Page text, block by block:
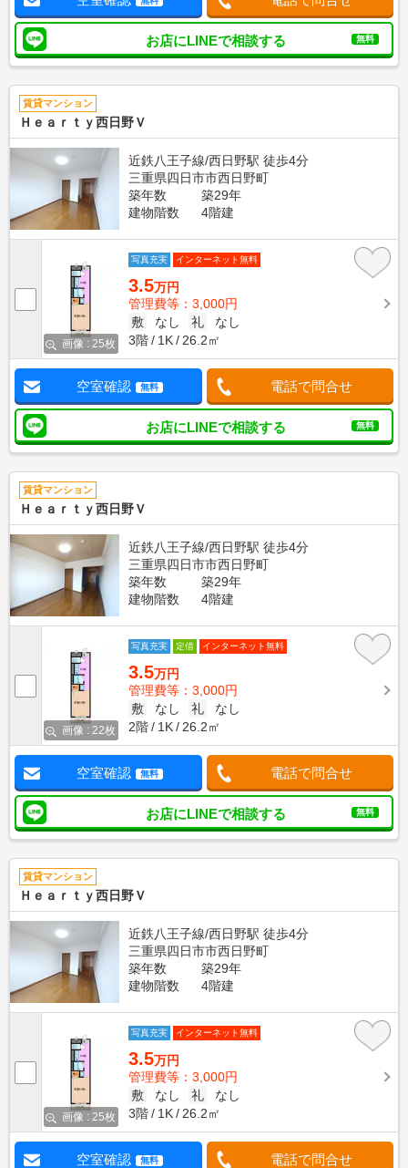
お店にLINEで相談する 無料
賃貸マンション
Ｈｅａｒｔｙ西日野Ｖ
近鉄八王子線/西日野駅 徒歩4分
三重県四日市市西日野町
築年数
築29年
建物階数
4階建
画像 : 25枚
写真充実 インターネット無料
3.5万円
管理費等：3,000円
敷
なし 礼
なし
3階
1K 26.2㎡
空室確認 無料 電話で問合せ
お店にLINEで相談する 無料
賃貸マンション
Ｈｅａｒｔｙ西日野Ｖ
近鉄八王子線/西日野駅 徒歩4分
三重県四日市市西日野町
築年数
築29年
建物階数
4階建
画像 : 22枚
写真充実 定借 インターネット無料
3.5万円
管理費等：3,000円
敷
なし 礼
なし
2階
1K 26.2㎡
空室確認 無料 電話で問合せ
お店にLINEで相談する 無料
賃貸マンション
Ｈｅａｒｔｙ西日野Ｖ
近鉄八王子線/西日野駅 徒歩4分
三重県四日市市西日野町
築年数
築29年
建物階数
4階建
画像 : 25枚
写真充実 インターネット無料
3.5万円
管理費等：3,000円
敷
なし 礼
なし
3階
1K 26.2㎡
空室確認 無料 電話で問合せ